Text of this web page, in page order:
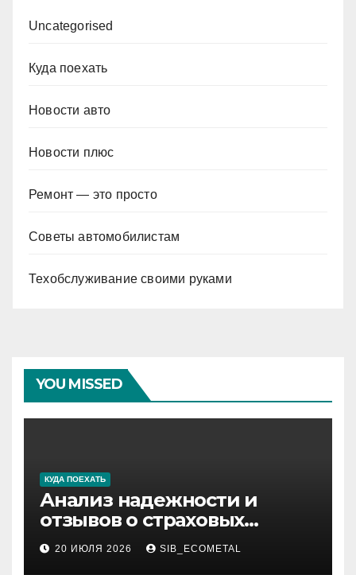
Uncategorised
Куда поехать
Новости авто
Новости плюс
Ремонт — это просто
Советы автомобилистам
Техобслуживание своими руками
YOU MISSED
КУДА ПОЕХАТЬ
Анализ надежности и
отзывов о страховых
компаниях по итогам 2026
года
20 ИЮЛЯ 2026 SIB_ECOMETAL